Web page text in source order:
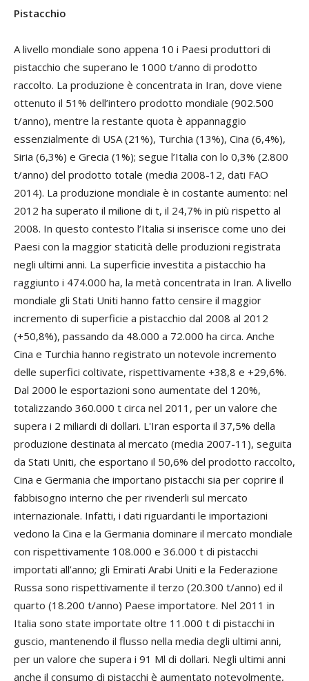
Pistacchio
A livello mondiale sono appena 10 i Paesi produttori di
pistacchio che superano le 1000 t/anno di prodotto
raccolto. La produzione è concentrata in Iran, dove viene
ottenuto il 51% dell’intero prodotto mondiale (902.500
t/anno), mentre la restante quota è appannaggio
essenzialmente di USA (21%), Turchia (13%), Cina (6,4%),
Siria (6,3%) e Grecia (1%); segue l’Italia con lo 0,3% (2.800
t/anno) del prodotto totale (media 2008-12, dati FAO
2014). La produzione mondiale è in costante aumento: nel
2012 ha superato il milione di t, il 24,7% in più rispetto al
2008. In questo contesto l’Italia si inserisce come uno dei
Paesi con la maggior staticità delle produzioni registrata
negli ultimi anni. La superficie investita a pistacchio ha
raggiunto i 474.000 ha, la metà concentrata in Iran. A livello
mondiale gli Stati Uniti hanno fatto censire il maggior
incremento di superficie a pistacchio dal 2008 al 2012
(+50,8%), passando da 48.000 a 72.000 ha circa. Anche
Cina e Turchia hanno registrato un notevole incremento
delle superfici coltivate, rispettivamente +38,8 e +29,6%.
Dal 2000 le esportazioni sono aumentate del 120%,
totalizzando 360.000 t circa nel 2011, per un valore che
supera i 2 miliardi di dollari. L'Iran esporta il 37,5% della
produzione destinata al mercato (media 2007-11), seguita
da Stati Uniti, che esportano il 50,6% del prodotto raccolto,
Cina e Germania che importano pistacchi sia per coprire il
fabbisogno interno che per rivenderli sul mercato
internazionale. Infatti, i dati riguardanti le importazioni
vedono la Cina e la Germania dominare il mercato mondiale
con rispettivamente 108.000 e 36.000 t di pistacchi
importati all’anno; gli Emirati Arabi Uniti e la Federazione
Russa sono rispettivamente il terzo (20.300 t/anno) ed il
quarto (18.200 t/anno) Paese importatore. Nel 2011 in
Italia sono state importate oltre 11.000 t di pistacchi in
guscio, mantenendo il flusso nella media degli ultimi anni,
per un valore che supera i 91 Ml di dollari. Negli ultimi anni
anche il consumo di pistacchi è aumentato notevolmente,